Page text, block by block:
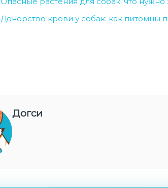
Донорство крови у собак: как питомцы
Догси